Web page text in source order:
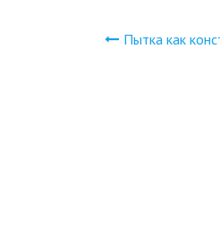
Пытка как